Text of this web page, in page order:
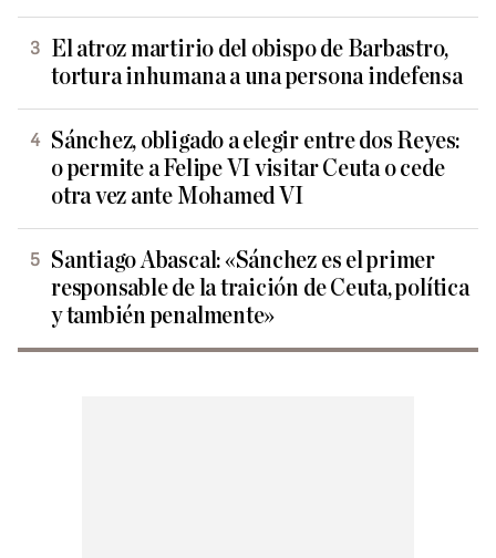
El atroz martirio del obispo de Barbastro,
tortura inhumana a una persona indefensa
Sánchez, obligado a elegir entre dos Reyes:
o permite a Felipe VI visitar Ceuta o cede
otra vez ante Mohamed VI
Santiago Abascal: «Sánchez es el primer
responsable de la traición de Ceuta, política
y también penalmente»